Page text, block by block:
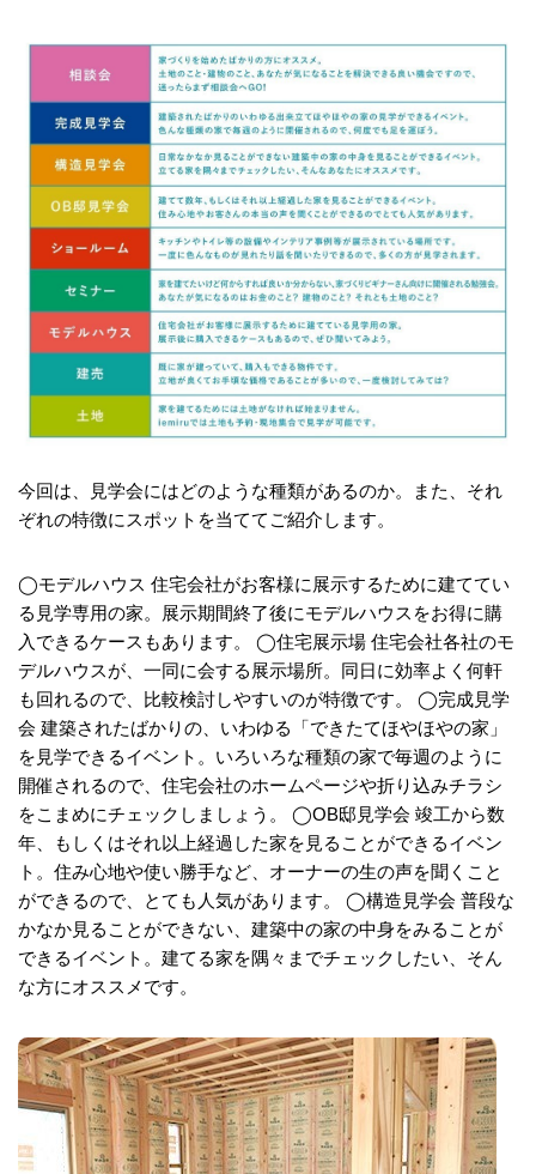
今回は、見学会にはどのような種類があるのか。また、それ
ぞれの特徴にスポットを当ててご紹介します。
◯モデルハウス 住宅会社がお客様に展示するために建ててい
る見学専用の家。展示期間終了後にモデルハウスをお得に購
入できるケースもあります。 ◯住宅展示場 住宅会社各社のモ
デルハウスが、一同に会する展示場所。同日に効率よく何軒
も回れるので、比較検討しやすいのが特徴です。 ◯完成見学
会 建築されたばかりの、いわゆる「できたてほやほやの家」
を見学できるイベント。いろいろな種類の家で毎週のように
開催されるので、住宅会社のホームページや折り込みチラシ
をこまめにチェックしましょう。 ◯OB邸見学会 竣工から数
年、もしくはそれ以上経過した家を見ることができるイベン
ト。住み心地や使い勝手など、オーナーの生の声を聞くこと
ができるので、とても人気があります。 ◯構造見学会 普段な
かなか見ることができない、建築中の家の中身をみることが
できるイベント。建てる家を隅々までチェックしたい、そん
な方にオススメです。